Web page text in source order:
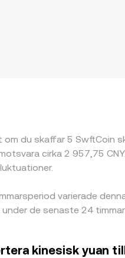
du skaffar 5 SwftCoin
cirka 2 957,75
varierade
de senaste 24
kinesisk yuan